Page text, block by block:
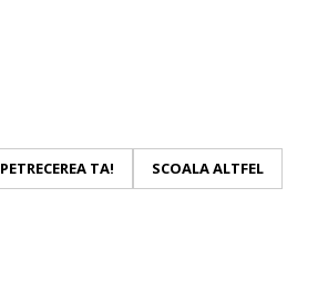
PETRECEREA TA! SCOALA ALTFEL